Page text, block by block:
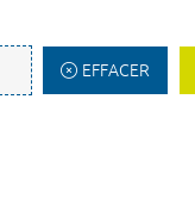
EFFACER